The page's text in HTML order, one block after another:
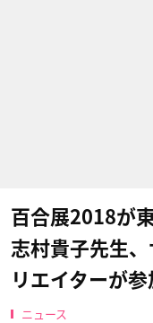
百合展2018が
志村貴子先生
リエイターが参
ニュース